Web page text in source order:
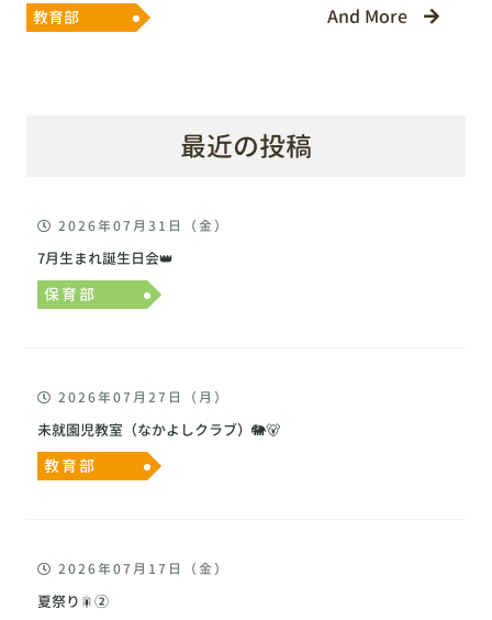
教育部
And More
最近の投稿
2026年07月31日（金）
7月生まれ誕生日会👑
保育部
2026年07月27日（月）
未就園児教室（なかよしクラブ）🐘🐻
教育部
2026年07月17日（金）
夏祭り🎇②